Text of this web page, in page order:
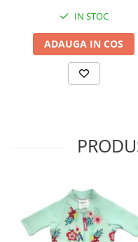
IN STOC
ADAUGA IN COS